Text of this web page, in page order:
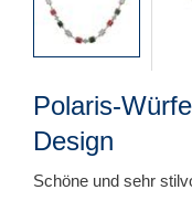
Polaris-
Design
Schöne und sehr